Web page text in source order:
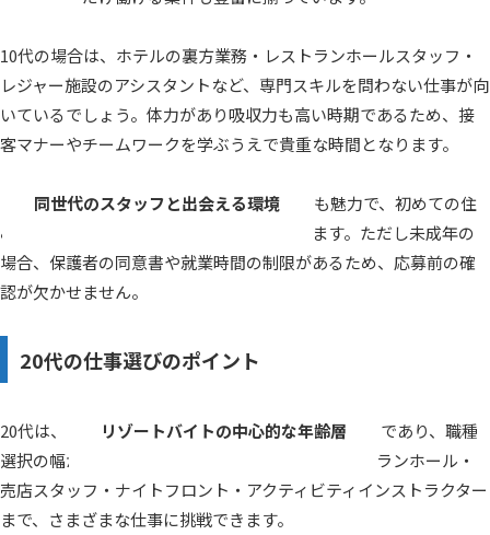
10代の場合は、ホテルの裏方業務・レストランホールスタッフ・
レジャー施設のアシスタントなど、専門スキルを問わない仕事が向
いているでしょう。体力があり吸収力も高い時期であるため、接
客マナーやチームワークを学ぶうえで貴重な時間となります。
同世代のスタッフと出会える環境
も魅力で、初めての住
み込み生活でも馴染みやすい傾向が見られます。ただし未成年の
場合、保護者の同意書や就業時間の制限があるため、応募前の確
認が欠かせません。
20代の仕事選びのポイント
20代は、 リゾートバイトの中心的な年齢層
であり、職種
選択の幅が広い世代です。ホテルフロント・レストランホール・
売店スタッフ・ナイトフロント・アクティビティインストラクター
まで、さまざまな仕事に挑戦できます。